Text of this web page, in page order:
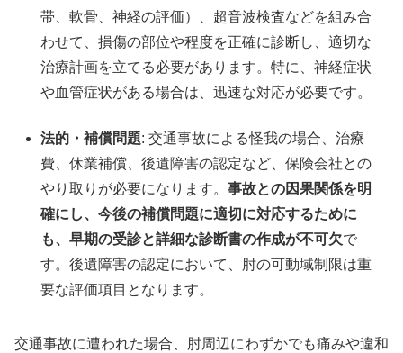
帯、軟骨、神経の評価）、超音波検査などを組み合
わせて、損傷の部位や程度を正確に診断し、適切な
治療計画を立てる必要があります。特に、神経症状
や血管症状がある場合は、迅速な対応が必要です。
法的・補償問題: 交通事故による怪我の場合、治療
費、休業補償、後遺障害の認定など、保険会社との
やり取りが必要になります。事故との因果関係を明
確にし、今後の補償問題に適切に対応するために
も、早期の受診と詳細な診断書の作成が不可欠で
す。後遺障害の認定において、肘の可動域制限は重
要な評価項目となります。
交通事故に遭われた場合、肘周辺にわずかでも痛みや違和